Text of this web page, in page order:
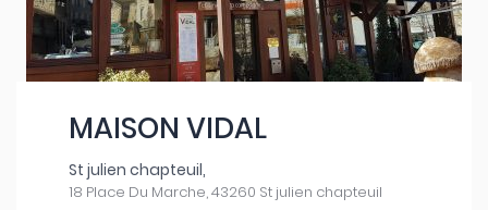
MAISON VIDAL
St julien chapteuil,
18 Place Du Marche, 43260 St julien chapteuil